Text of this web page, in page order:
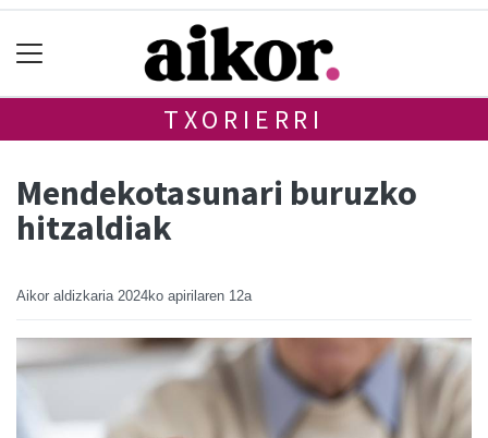
TXORIERRI
Mendekotasunari buruzko
hitzaldiak
Aikor aldizkaria 2024ko apirilaren 12a